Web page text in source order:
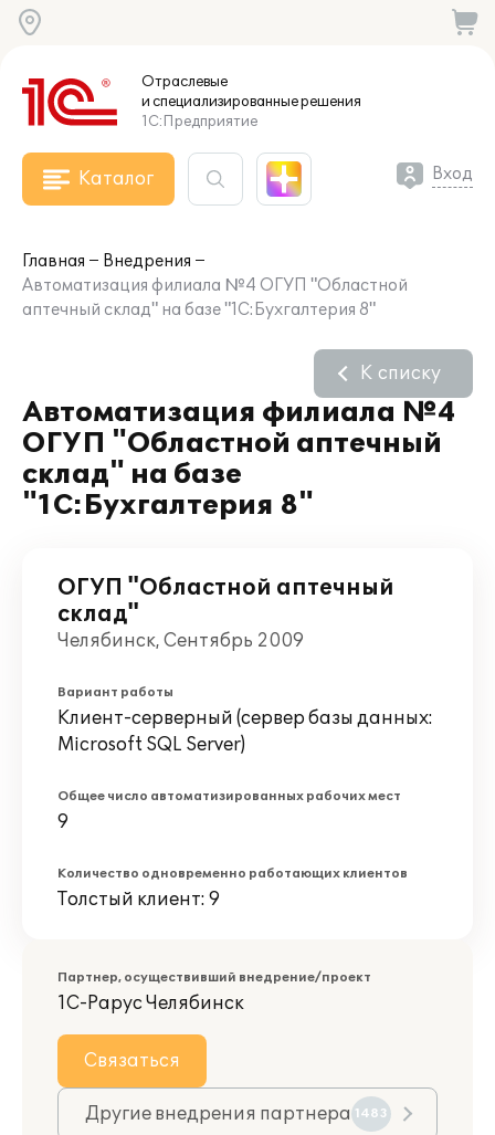
Отраслевые
и специализированныерешения
1С:Предприятие
Каталог Вход
Главная
Внедрения
Автоматизация филиала №4 ОГУП "Областной
аптечный склад" на базе "1С:Бухгалтерия 8"
Автоматизация филиала №4
ОГУП "Областной аптечный
склад" на базе
"1С:Бухгалтерия 8"
К списку
ОГУП "Областной аптечный
склад"
Челябинск, Сентябрь 2009
Вариант работы
Клиент-серверный (сервер базы данных:
Microsoft SQL Server)
Общее число автоматизированных рабочих мест
9
Количество одновременно работающих клиентов
Толстый клиент: 9
Партнер, осуществивший внедрение/проект
1С-Рарус Челябинск
Связаться
Другие внедрения партнера 1483